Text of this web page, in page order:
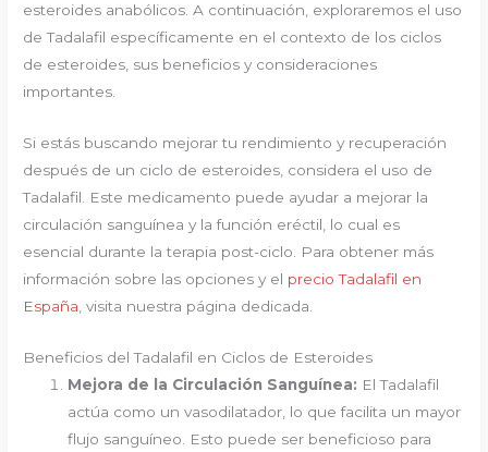
esteroides anabólicos. A continuación, exploraremos el uso
de Tadalafil específicamente en el contexto de los ciclos
de esteroides, sus beneficios y consideraciones
importantes.
Si estás buscando mejorar tu rendimiento y recuperación
después de un ciclo de esteroides, considera el uso de
Tadalafil. Este medicamento puede ayudar a mejorar la
circulación sanguínea y la función eréctil, lo cual es
esencial durante la terapia post-ciclo. Para obtener más
información sobre las opciones y el precio Tadalafil en
España , visita nuestra página dedicada.
Beneficios del Tadalafil en Ciclos de Esteroides
Mejora de la Circulación Sanguínea: El Tadalafil
actúa como un vasodilatador, lo que facilita un mayor
flujo sanguíneo. Esto puede ser beneficioso para